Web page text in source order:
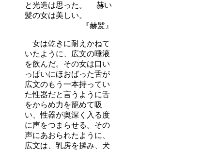
と光造は思った。 赫い
髪の女は美しい。
『赫髪』
女は乾きに耐えかねて
いたように、広文の唾液
を飲んだ。その女は口い
っぱいにほおばった舌が
広文のもう一本持ってい
た性器だと言うように舌
をからめ力を籠めて吸
い、性器が奥深く入る度
に声をつまらせる。その
声にあおられたように、
広文は、乳房を揉み、犬